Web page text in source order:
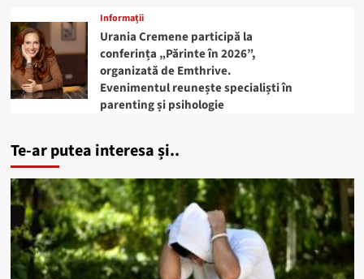
Informații
Urania Cremene participă la
conferința „Părinte în 2026”,
organizată de Emthrive.
Evenimentul reunește specialiști în
parenting și psihologie
Te-ar putea interesa și..